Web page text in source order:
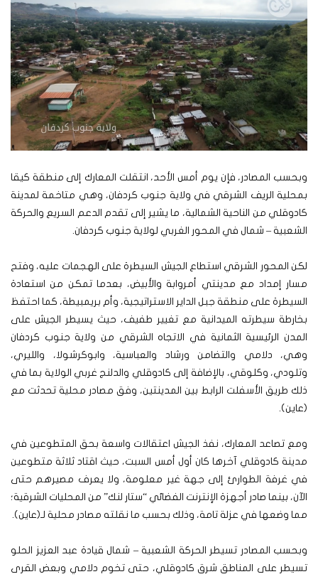
وبحسب المصادر، فإن يوم أمس الأحد، انتقلت المعارك إلى منطقة كيقا
بمحلية الريف الشرقي في ولاية جنوب كردفان، وهي متاخمة لمدينة
كادوقلي من الناحية الشمالية، ما يشير إلى تقدم الدعم السريع والحركة
الشعبية – شمال في المحور الغربي لولاية جنوب كردفان.
لكن المحور الشرقي استطاع الجيش السيطرة على الهجمات عليه، وفتح
مسار إمداد مع مدينتي أمروابة والأبيض، بعدما تمكن من استعادة
السيطرة على منطقة جبل الداير الاستراتيجية، وأم بريمبيطة، كما احتفظ
بخارطة سيطرته الميدانية مع تغيير طفيف، حيث يسيطر الجيش على
المدن الرئيسية الثمانية في الاتجاه الشرقي من ولاية جنوب كردفان
وهي، دلامي والتضامن ورشاد والعباسية، وابوكرشولا، والليري،
وتلودي، وكلوقي، بالإضافة إلى كادوقلي والدلنج غربي الولاية بما في
ذلك طريق الأسفلت الرابط بين المدينتين، وفق مصادر محلية تحدثت مع
(عاين).
ومع تصاعد المعارك، نفذ الجيش اعتقالات واسعة بحق المتطوعين في
مدينة كادوقلي آخرها كان أول أمس السبت، حيث اقتاد ثلاثة متطوعين
في غرفة الطوارئ إلى جهة غير معلومة، ولا يعرف مصيرهم حتى
الآن، بينما صادر أجهزة الإنترنت الفضائي “ستار لنك” من المحليات الشرقية؛
مما وضعها في عزلة تامة، وذلك بحسب ما نقلته مصادر محلية لـ(عاين).
وبحسب المصادر تسيطر الحركة الشعبية – شمال قيادة عبد العزيز الحلو
تسيطر على المناطق شرق كادوقلي، حتى تخوم دلامي وبعض القرى